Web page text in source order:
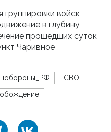
группировки войск
в глубину
прошедших суток
Чаривное
СВО